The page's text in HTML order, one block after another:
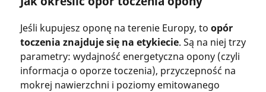
Jeśli kupujesz oponę na terenie Europy, to opór
toczenia znajduje się na etykiecie. Są na niej trzy
parametry: wydajność energetyczna opony (czyli
informacja o oporze toczenia), przyczepność na
mokrej nawierzchni i poziomy emitowanego